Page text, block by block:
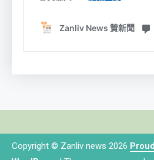
Copyright © Zanliv news 2026